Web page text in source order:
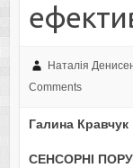
Наталія
Comments
Галина Кравчук
СЕНСОРНІ